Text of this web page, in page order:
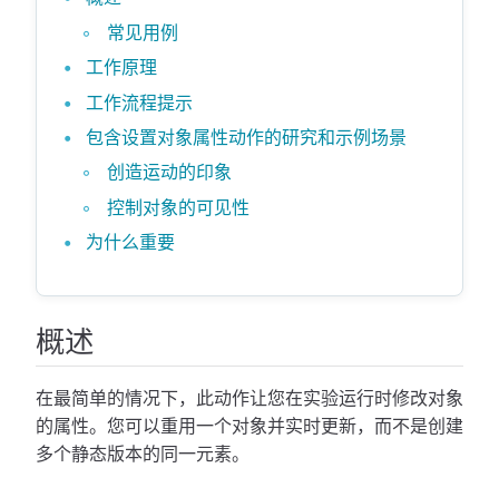
常见用例
工作原理
工作流程提示
包含设置对象属性动作的研究和示例场景
创造运动的印象
控制对象的可见性
为什么重要
概述
在最简单的情况下，此动作让您在实验运行时修改对象
的属性。您可以重用一个对象并实时更新，而不是创建
多个静态版本的同一元素。